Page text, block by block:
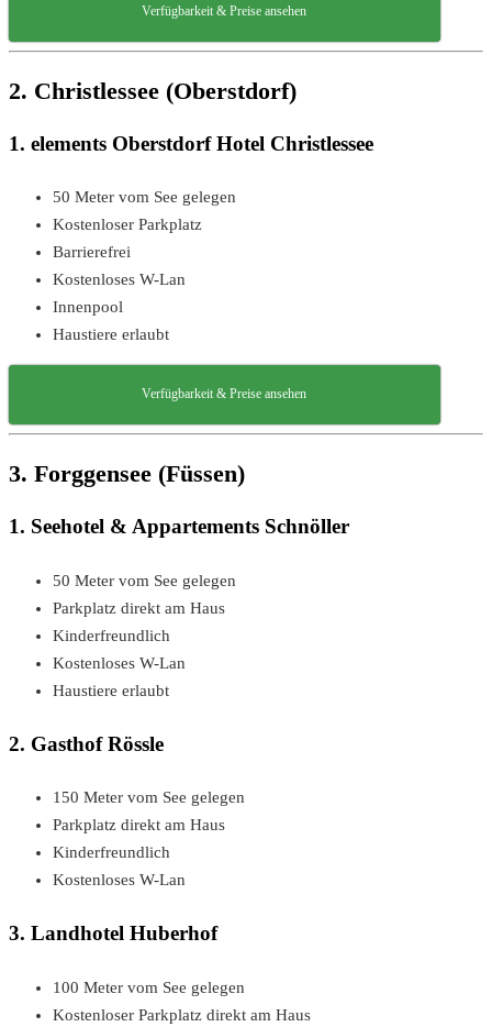
Verfügbarkeit & Preise ansehen
2. Christlessee (Oberstdorf)
1. elements Oberstdorf Hotel Christlessee
50 Meter vom See gelegen
Kostenloser Parkplatz
Barrierefrei
Kostenloses W-Lan
Innenpool
Haustiere erlaubt
Verfügbarkeit & Preise ansehen
3. Forggensee (Füssen)
1. Seehotel & Appartements Schnöller
50 Meter vom See gelegen
Parkplatz direkt am Haus
Kinderfreundlich
Kostenloses W-Lan
Haustiere erlaubt
2. Gasthof Rössle
150 Meter vom See gelegen
Parkplatz direkt am Haus
Kinderfreundlich
Kostenloses W-Lan
3. Landhotel Huberhof
100 Meter vom See gelegen
Kostenloser Parkplatz direkt am Haus